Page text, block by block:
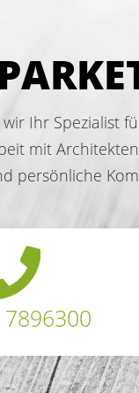
wir Ihr Spezialist
mit
persönliche